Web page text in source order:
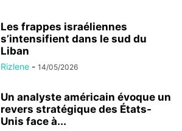
Les frappes israéliennes
s’intensifient dans le sud du
Liban
Rizlene - 14/05/2026
Un analyste américain évoque un
revers stratégique des États-
Unis face à...